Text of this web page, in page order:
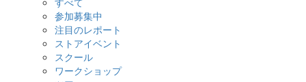
参加募集中
注目のレポート
ストアイベント
スクール
ワークショップ